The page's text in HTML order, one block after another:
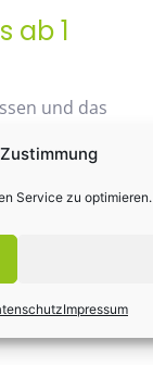
Service zu optimieren.
Impressum
ab 1
und das
Die